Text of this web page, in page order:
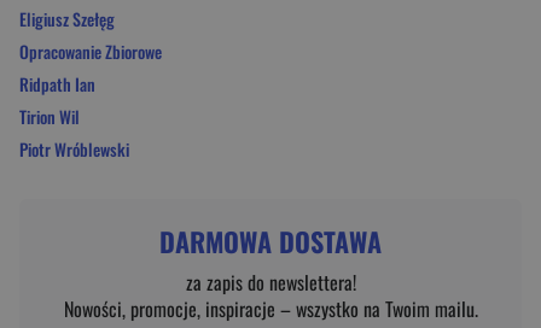
Eligiusz Szełęg
Opracowanie Zbiorowe
Ridpath Ian
Tirion Wil
Piotr Wróblewski
DARMOWA DOSTAWA
za zapis do newslettera!
Nowości, promocje, inspiracje – wszystko na Twoim mailu.